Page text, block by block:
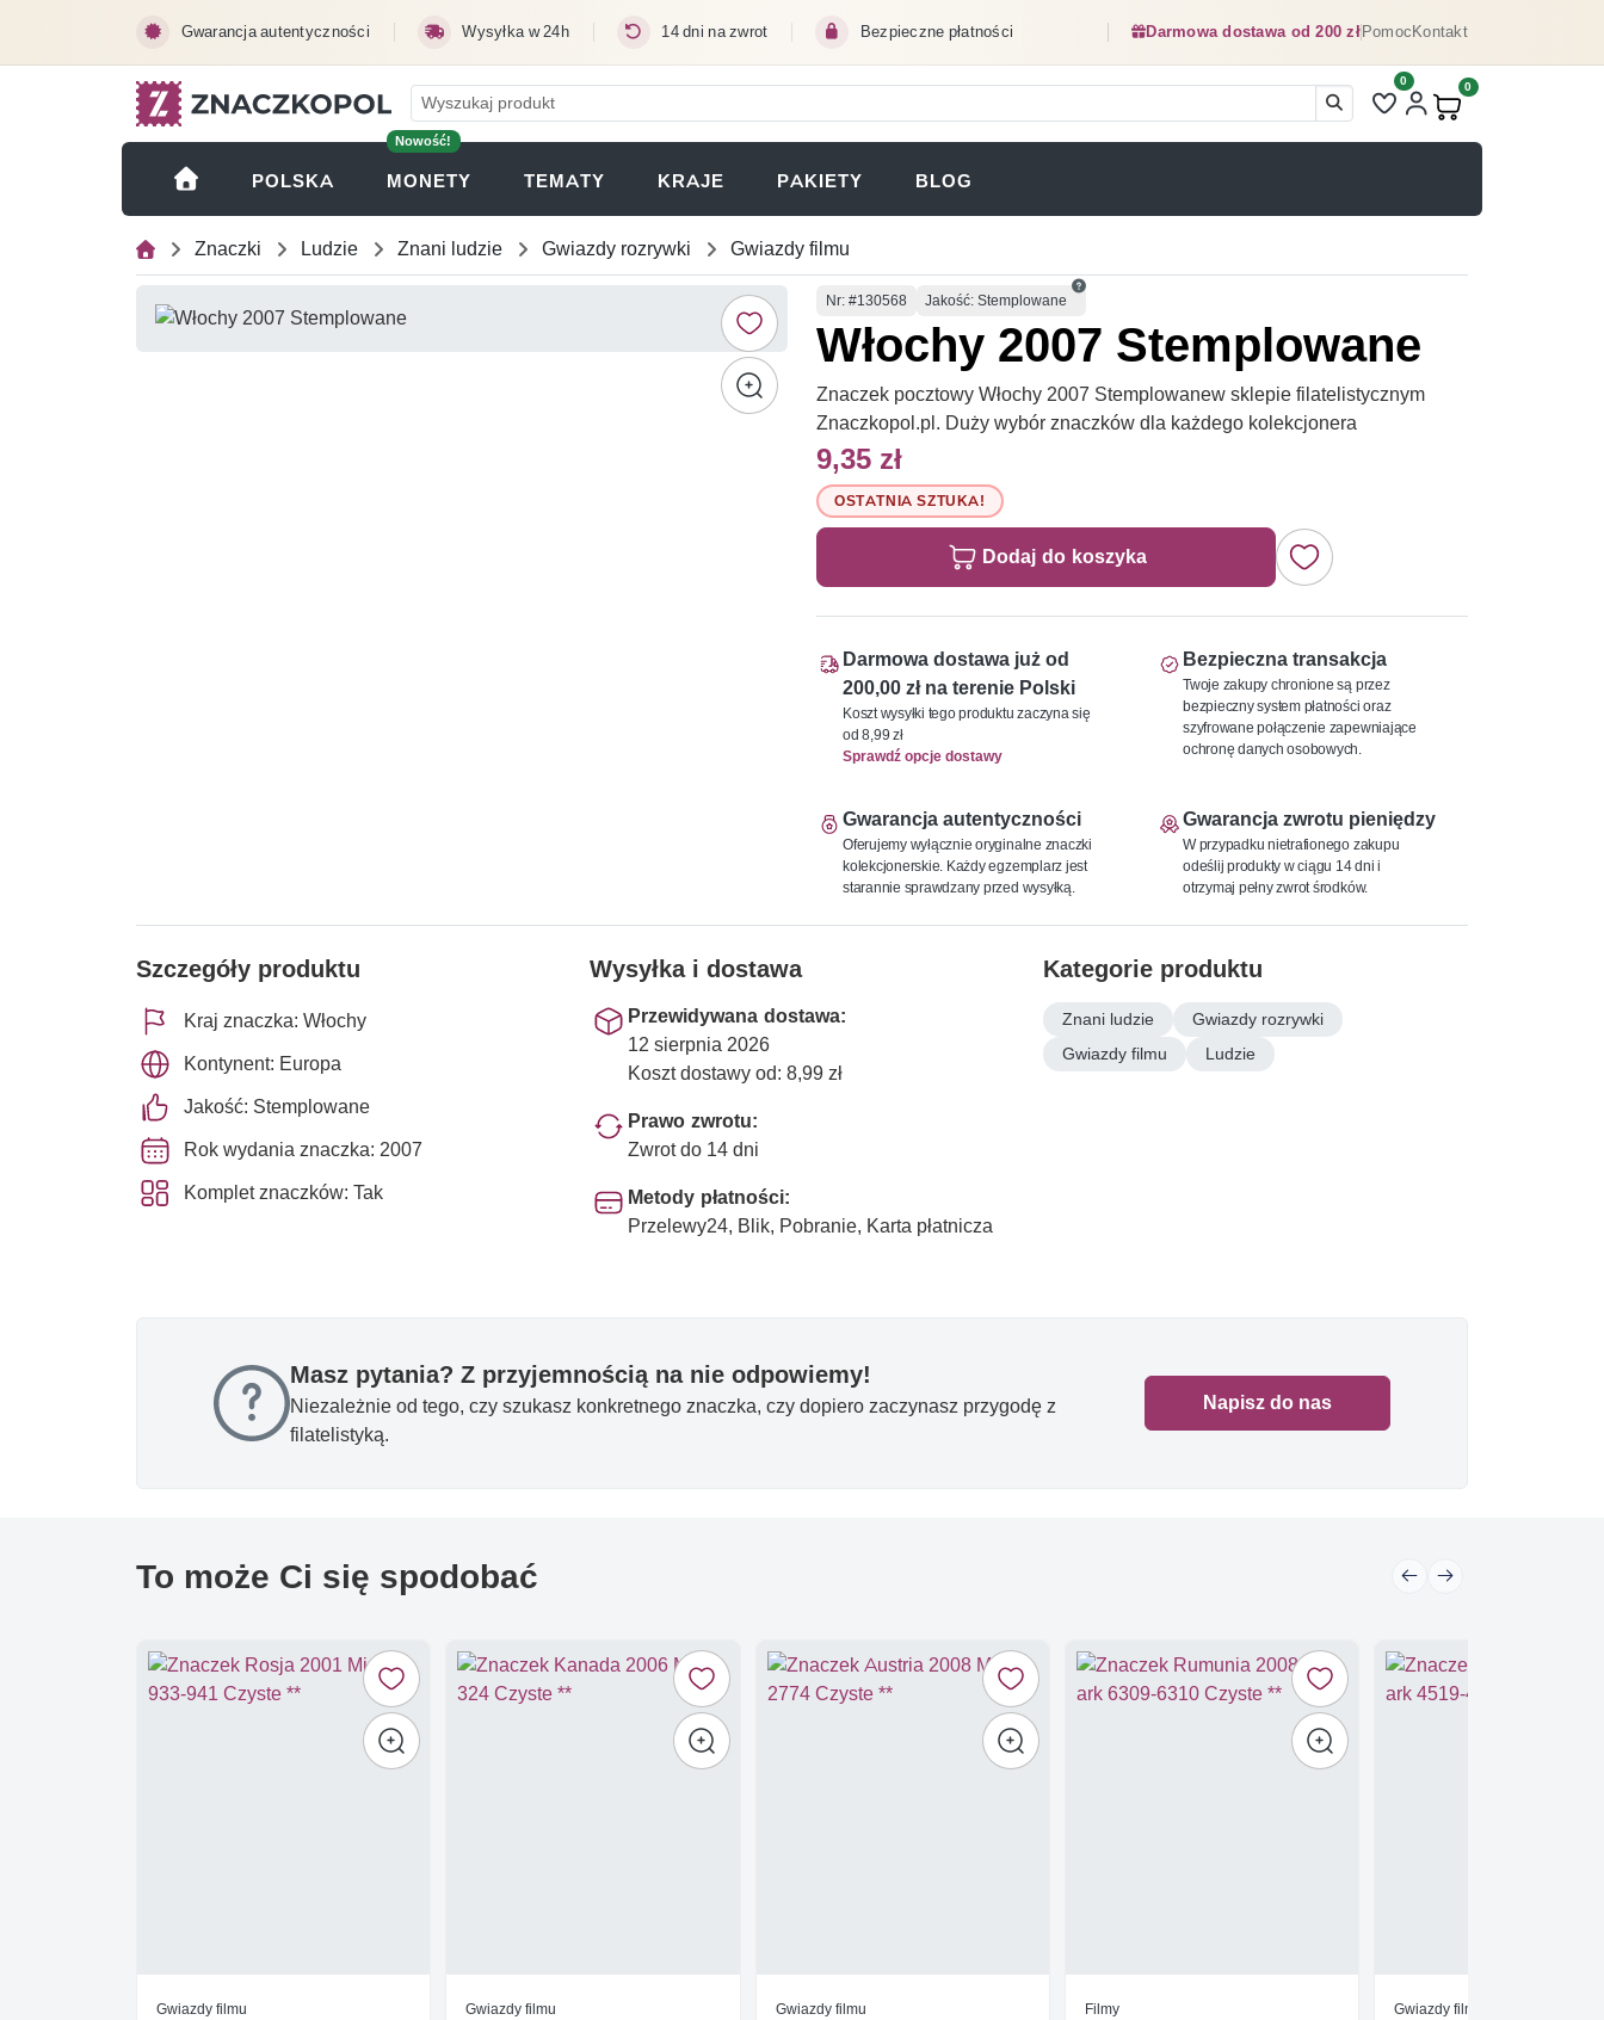
Gwarancja autentyczności Wysyłka w 24h 14 dni na zwrot Bezpieczne płatności Darmowa dostawa od 200 złPomocKontakt
Liczba pozycji na liście
0
Produkty w koszyku:
0
POLSKA
Nowość!
MONETY (OTWIERA SIĘ W NOWEJ KARCIE)
TEMATY KRAJE PAKIETY BLOG
Znaczki Ludzie Znani ludzie Gwiazdy rozrywki Gwiazdy filmu
Numer
Nr: #130568 Jakość: Stemplowane
Włochy 2007 Stemplowane
Znaczek pocztowy Włochy 2007 Stemplowanew sklepie filatelistycznym
Znaczkopol.pl. Duży wybór znaczków dla każdego kolekcjonera
9,35 zł
OSTATNIA SZTUKA!
Dodaj do koszyka
Darmowa dostawa już od
200,00 zł na terenie Polski
Koszt wysyłki tego produktu zaczyna się
od 8,99 zł
Sprawdź opcje dostawy
Bezpieczna transakcja
Twoje zakupy chronione są przez
bezpieczny system płatności oraz
szyfrowane połączenie zapewniające
ochronę danych osobowych.
Gwarancja autentyczności
Oferujemy wyłącznie oryginalne znaczki
kolekcjonerskie. Każdy egzemplarz jest
starannie sprawdzany przed wysyłką.
Gwarancja zwrotu pieniędzy
W przypadku nietrafionego zakupu
odeślij produkty w ciągu 14 dni i
otrzymaj pełny zwrot środków.
Szczegóły produktu
Kraj znaczka: Włochy
Kontynent: Europa
Jakość: Stemplowane
Rok wydania znaczka: 2007
Komplet znaczków: Tak
Wysyłka i dostawa
Przewidywana dostawa:
12 sierpnia 2026
Koszt dostawy od: 8,99 zł
Prawo zwrotu:
Zwrot do 14 dni
Metody płatności:
Przelewy24, Blik, Pobranie, Karta płatnicza
Kategorie produktu
Znani ludzie
Gwiazdy rozrywki
Gwiazdy filmu
Ludzie
Masz pytania? Z przyjemnością na nie odpowiemy!
Niezależnie od tego, czy szukasz konkretnego znaczka, czy dopiero zaczynasz przygodę z
filatelistyką.
Napisz do nas
To może Ci się spodobać
Gwiazdy filmu Gwiazdy filmu Gwiazdy filmu Filmy Gwiazdy filmu